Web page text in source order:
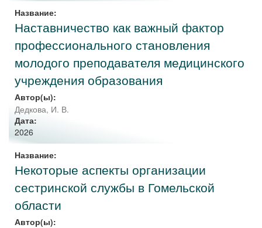
Название:
Наставничество как важный фактор
профессионального становления
молодого преподавателя медицинского
учреждения образования
Автор(ы):
Дедкова, И. В.
Дата:
2026
Название:
Некоторые аспекты организации
сестринской службы в Гомельской
области
Автор(ы):